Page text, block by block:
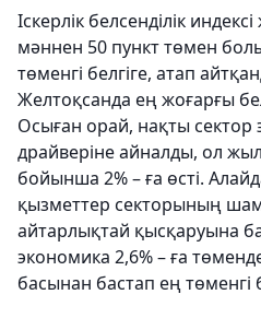
Іскерлік белсенділік
мәннен 50 пункт төмен
төменгі белгіге, атап
Желтоқсанда ең жоғарғы
Осыған орай, нақты сектор
драйверіне айналды, ол
бойынша 2% – ға өсті.
қызметтер секторының
айтарлықтай қысқаруына
экономика 2,6% – ға
басынан бастап ең төменгі